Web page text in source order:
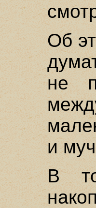
Об
не
и
В